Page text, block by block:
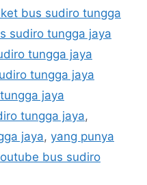
bus sudiro tungga
sudiro tungga jaya
tungga jaya
tungga jaya
jaya
tungga jaya,
jaya, yang punya
bus sudiro